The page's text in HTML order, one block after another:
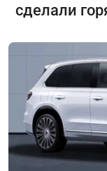
сделали